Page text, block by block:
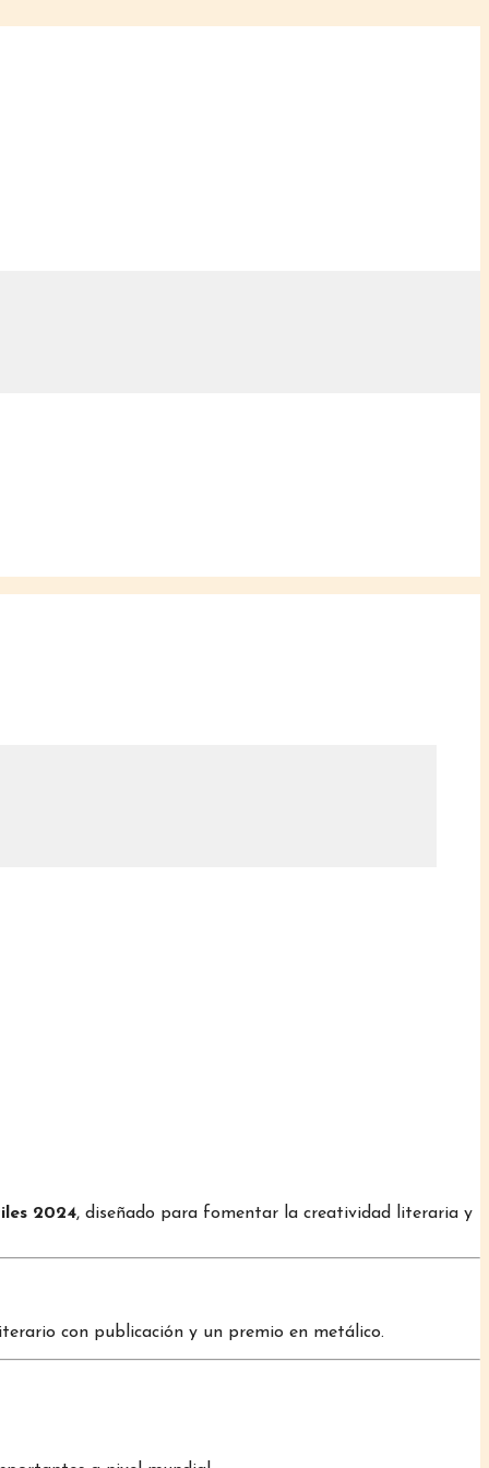
2024, diseñado para fomentar la creatividad literaria y
con publicación y un premio en metálico.